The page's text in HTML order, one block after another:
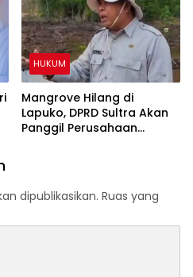
HUKUM
Mangrove Hilang di
Lapuko, DPRD Sultra Akan
Panggil Perusahaan
dipublikasikan. Ruas yang